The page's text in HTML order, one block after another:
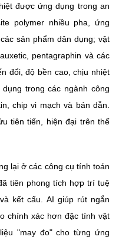
được ứng dụng trong an
polymer nhiều pha, ứng
sản phẩm dân dụng; vật
pentagraphin và các
đổi, độ bền cao, chịu nhiệt
trong các ngành công
chip vi mạch và bán dẫn.
tiên tiến, hiện đại trên thế
lại ở các công cụ tính toán
tiên phong tích hợp trí tuệ
kết cấu. AI giúp rút ngắn
chính xác hơn đặc tính vật
"may đo" cho từng ứng